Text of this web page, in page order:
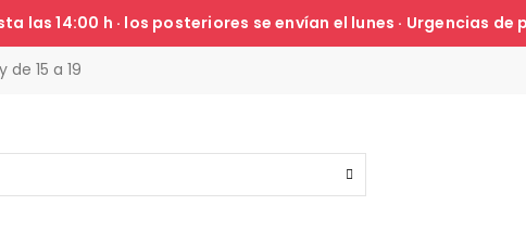
14:00 h · los posteriores se envían el lunes · Urgencias
de 15 a 19